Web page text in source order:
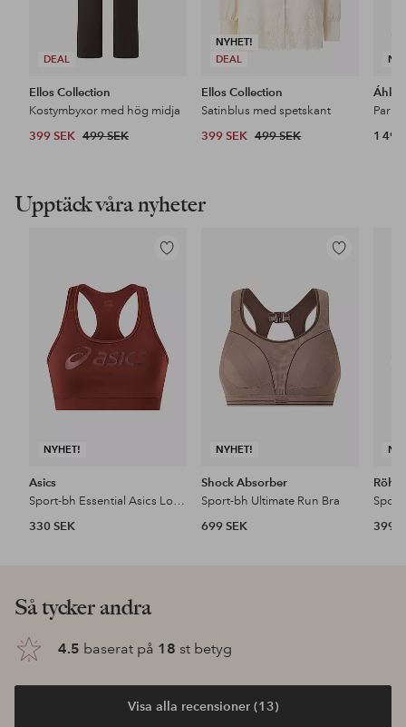
DEAL
Ellos Collection
Kostymbyxor med hög midja
399 SEK 499 SEK
NYHET!
DEAL
Ellos Collection
Satinblus med spetskant
399 SEK 499 SEK 1 499
Upptäck våra nyheter
NYHET!
Lägg
Asics
Sport-bh Essential Asics Logo Padless Bra
330 SEK
NYHET!
Lägg
i
Shock Absorber
Sport-bh Ultimate Run Bra
699 SEK
399
Så tycker andra
4.5 baserat på 18 st betyg
Visa alla recensioner (13)